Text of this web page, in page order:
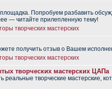
Попробуем разбавить
— читайте прилепленную тему!
творческих мастерских
получить отзыв о Вашем
творческих мастерских
творческих мастерских ЦАПа
реальные творческие мастерские,